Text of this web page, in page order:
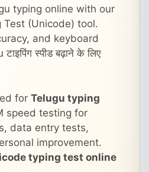
typing online with our
Test (Unicode) tool.
and keyboard
स्पीड बढ़ाने के लिए
for Telugu typing
speed testing for
data entry tests,
improvement.
typing test online